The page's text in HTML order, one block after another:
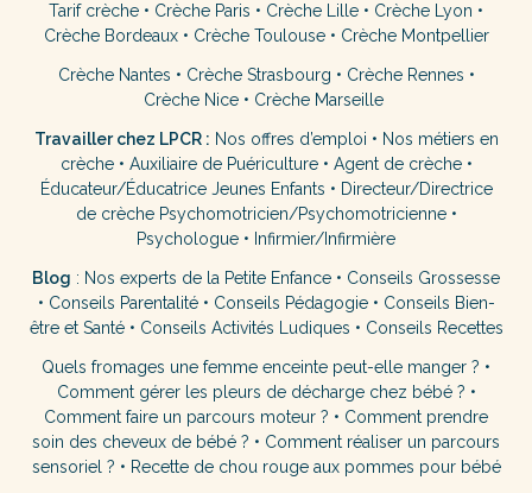
Tarif crèche • Crèche Paris • Crèche Lille • Crèche Lyon •
Crèche Bordeaux• Crèche Toulouse• Crèche Montpellier
Crèche Nantes • Crèche Strasbourg • Crèche Rennes •
Crèche Nice • Crèche Marseille
Travailler chez LPCR : Nos offres d’emploi • Nos métiers en
crèche• Auxiliaire de Puériculture• Agent de crèche•
Éducateur/Éducatrice Jeunes Enfants • Directeur/Directrice
de crèche Psychomotricien/Psychomotricienne•
Psychologue • Infirmier/Infirmière
Blog : Nos experts de la Petite Enfance • Conseils Grossesse
• Conseils Parentalité• Conseils Pédagogie• Conseils Bien-
être et Santé• Conseils Activités Ludiques • Conseils Recettes
Quels fromages une femme enceinte peut-elle manger ? •
Comment gérer les pleurs de décharge chez bébé ? •
Comment faire un parcours moteur ? • Comment prendre
soin des cheveux de bébé ? • Comment réaliser un parcours
sensoriel ? • Recette de chou rouge aux pommes pour bébé